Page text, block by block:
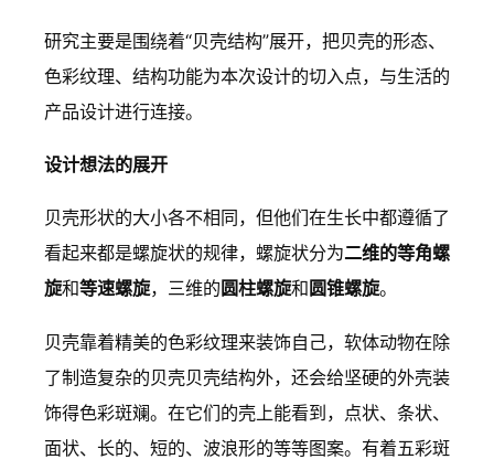
研究主要是围绕着“贝壳结构”展开，把贝壳的形态、
色彩纹理、结构功能为本次设计的切入点，与生活的
产品设计进行连接。
设计想法的展开
贝壳形状的大小各不相同，但他们在生长中都遵循了
看起来都是螺旋状的规律，螺旋状分为二维的等角螺
旋和等速螺旋，三维的 圆柱螺旋和 圆锥螺旋。
贝壳靠着精美的色彩纹理来装饰自己，软体动物在除
了制造复杂的贝壳贝壳结构外，还会给坚硬的外壳装
饰得色彩斑斓。在它们的壳上能看到，点状、条状、
面状、长的、短的、波浪形的等等图案。有着五彩斑